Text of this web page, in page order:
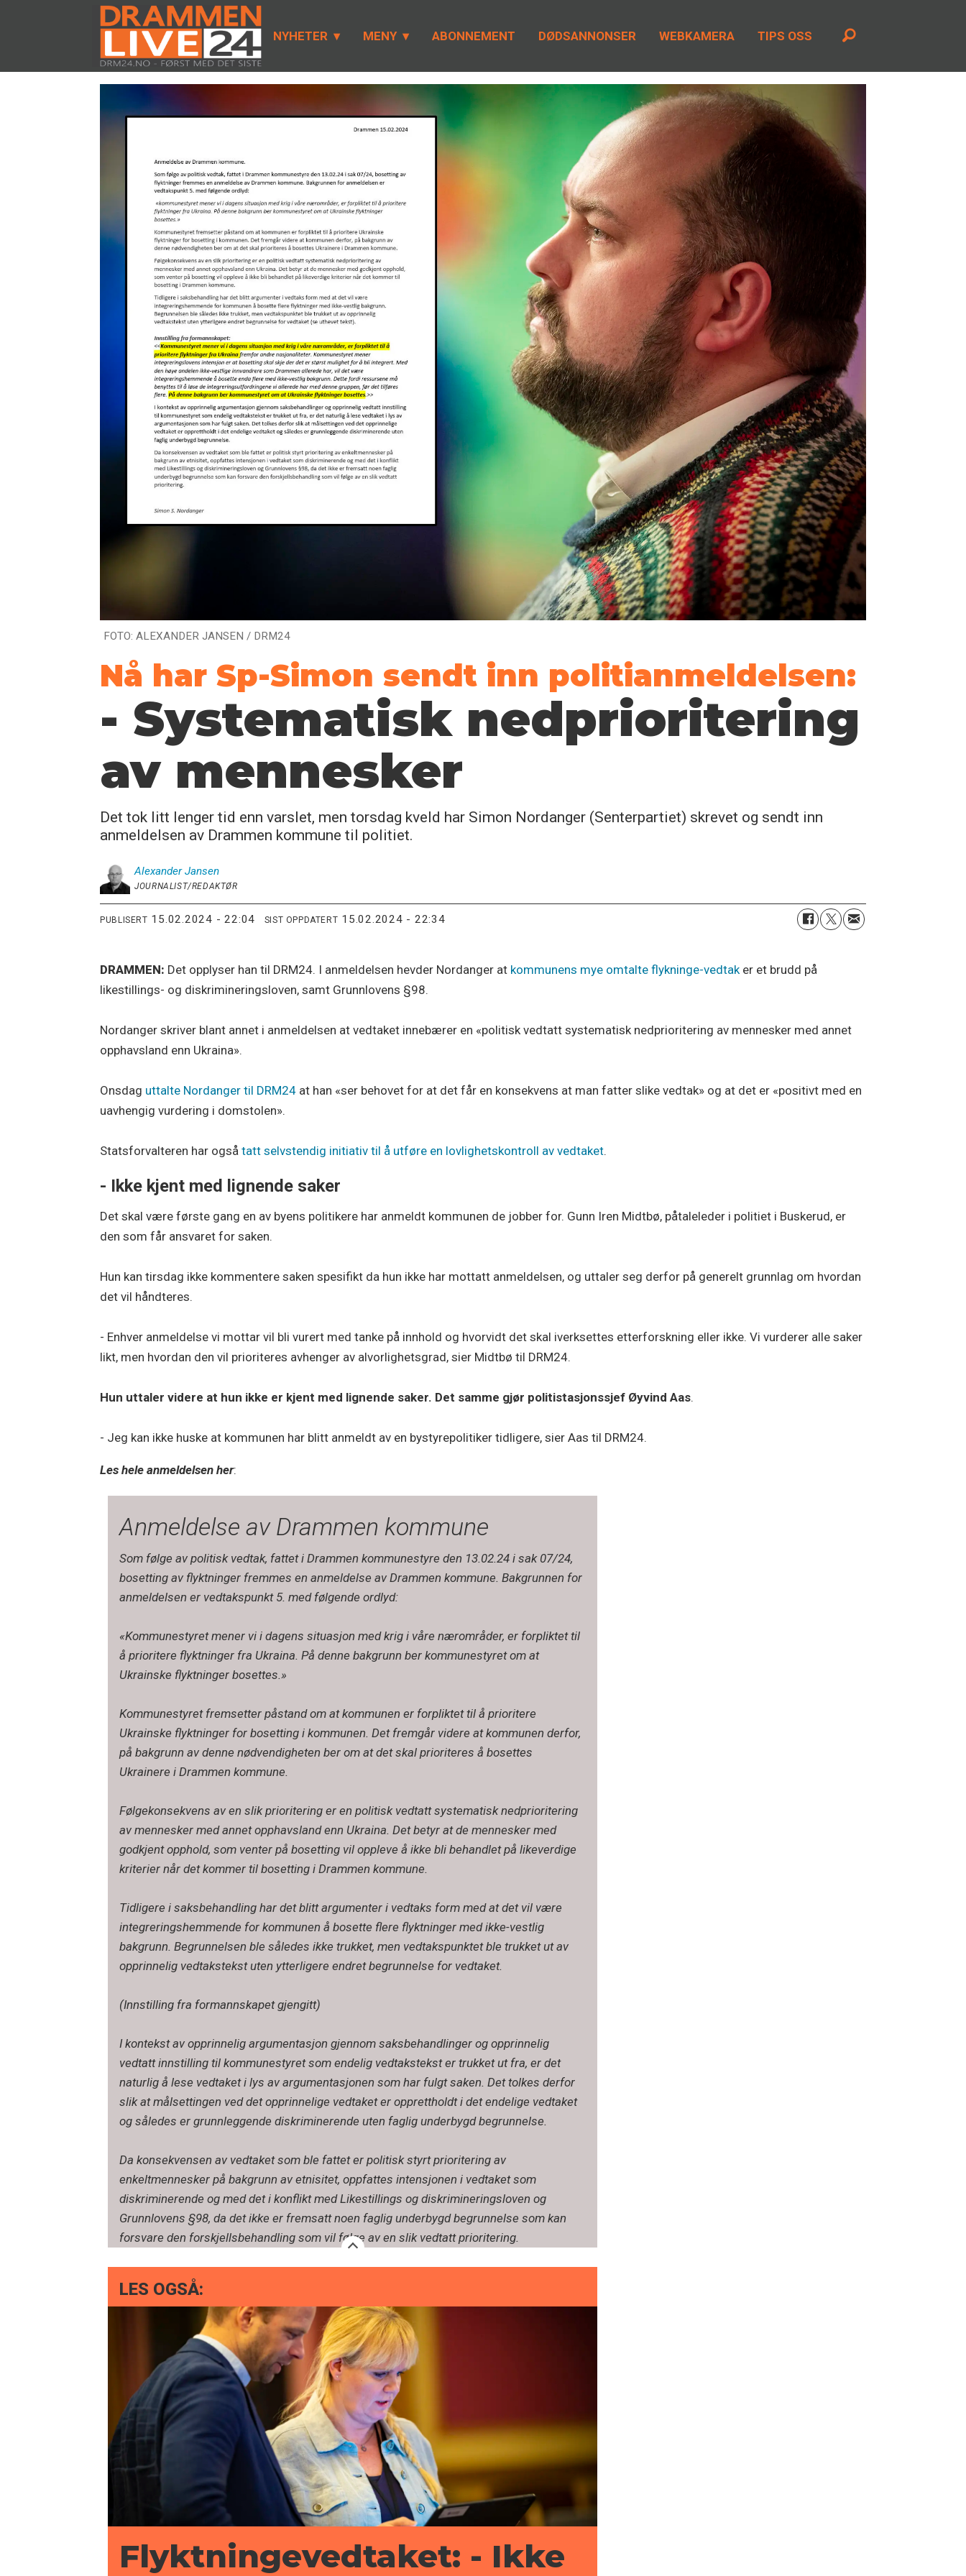
NYHETER MENY ABONNEMENT DØDSANNONSER WEBKAMERA TIPS OSS
FOTO: ALEXANDER JANSEN / DRM24
Nå har Sp-Simon sendt inn politianmeldelsen:
- Systematisk nedprioritering
av mennesker
Det tok litt lenger tid enn varslet, men torsdag kveld har Simon Nordanger (Senterpartiet) skrevet og sendt inn
anmeldelsen av Drammen kommune til politiet.
Alexander Jansen
JOURNALIST/REDAKTØR
PUBLISERT 15.02.2024 - 22:04 SIST OPPDATERT 15.02.2024 - 22:34
DRAMMEN: Det opplyser han til DRM24. I anmeldelsen hevder Nordanger at kommunens mye omtalte flykninge-vedtak er et brudd på
likestillings- og diskrimineringsloven, samt Grunnlovens §98.
Nordanger skriver blant annet i anmeldelsen at vedtaket innebærer en «politisk vedtatt systematisk nedprioritering av mennesker med annet
opphavsland enn Ukraina».
Onsdag uttalte Nordanger til DRM24 at han «ser behovet for at det får en konsekvens at man fatter slike vedtak» og at det er «positivt med en
uavhengig vurdering i domstolen».
Statsforvalteren har ogsåtatt selvstendig initiativ til å utføre en lovlighetskontroll av vedtaket.
- Ikke kjent med lignende saker
Det skal være første gang en av byens politikere har anmeldt kommunen de jobber for. Gunn Iren Midtbø, påtaleleder i politiet i Buskerud, er
den som får ansvaret for saken.
Hun kan tirsdag ikke kommentere saken spesifikt da hun ikke har mottatt anmeldelsen, og uttaler seg derfor på generelt grunnlag om hvordan
det vil håndteres.
- Enhver anmeldelse vi mottar vil bli vurert med tanke på innhold og hvorvidt det skal iverksettes etterforskning eller ikke. Vi vurderer alle saker
likt, men hvordan den vil prioriteres avhenger av alvorlighetsgrad, sier Midtbø til DRM24.
Hun uttaler videre at hun ikke er kjent med lignende saker. Det samme gjør politistasjonssjef Øyvind Aas.
- Jeg kan ikke huske at kommunen har blitt anmeldt av en bystyrepolitiker tidligere, sier Aas til DRM24.
Les hele anmeldelsen her:
Anmeldelse av Drammen kommune
Som følge av politisk vedtak, fattet i Drammen kommunestyre den 13.02.24 i sak 07/24,
bosetting av flyktninger fremmes en anmeldelse av Drammen kommune. Bakgrunnen for
anmeldelsen er vedtakspunkt 5. med følgende ordlyd:
«Kommunestyret mener vi i dagens situasjon med krig i våre nærområder, er forpliktet til
å prioritere flyktninger fra Ukraina. På denne bakgrunn ber kommunestyret om at
Ukrainske flyktninger bosettes.»
Kommunestyret fremsetter påstand om at kommunen er forpliktet til å prioritere
Ukrainske flyktninger for bosetting i kommunen. Det fremgår videre at kommunen derfor,
på bakgrunn av denne nødvendigheten ber om at det skal prioriteres å bosettes
Ukrainere i Drammen kommune.
Følgekonsekvens av en slik prioritering er en politisk vedtatt systematisk nedprioritering
av mennesker med annet opphavsland enn Ukraina. Det betyr at de mennesker med
godkjent opphold, som venter på bosetting vil oppleve å ikke bli behandlet på likeverdige
kriterier når det kommer til bosetting i Drammen kommune.
Tidligere i saksbehandling har det blitt argumenter i vedtaks form med at det vil være
integreringshemmende for kommunen å bosette flere flyktninger med ikke-vestlig
bakgrunn. Begrunnelsen ble således ikke trukket, men vedtakspunktet ble trukket ut av
opprinnelig vedtakstekst uten ytterligere endret begrunnelse for vedtaket.
(Innstilling fra formannskapet gjengitt)
I kontekst av opprinnelig argumentasjon gjennom saksbehandlinger og opprinnelig
vedtatt innstilling til kommunestyret som endelig vedtakstekst er trukket ut fra, er det
naturlig å lese vedtaket i lys av argumentasjonen som har fulgt saken. Det tolkes derfor
slik at målsettingen ved det opprinnelige vedtaket er opprettholdt i det endelige vedtaket
og således er grunnleggende diskriminerende uten faglig underbygd begrunnelse.
Da konsekvensen av vedtaket som ble fattet er politisk styrt prioritering av
enkeltmennesker på bakgrunn av etnisitet, oppfattes intensjonen i vedtaket som
diskriminerende og med det i konflikt med Likestillings og diskrimineringsloven og
Grunnlovens §98, da det ikke er fremsatt noen faglig underbygd begrunnelse som kan
forsvare den forskjellsbehandling som vil følge av en slik vedtatt prioritering.
LES OGSÅ:
Flyktningevedtaket: - Ikke